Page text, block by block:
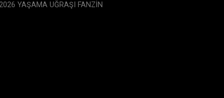
YAŞAMA UĞRAŞI FANZİN